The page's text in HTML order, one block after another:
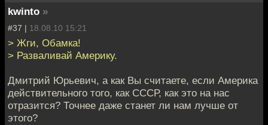
kwinto »
#37 | 18.08.10 15:21
> Жги, Обамка!
> Разваливай Америку.
Дмитрий Юрьевич, а как Вы считаете, если Америка
действительного того, как СССР, как это на нас
отразится? Точнее даже станет ли нам лучше от
этого?